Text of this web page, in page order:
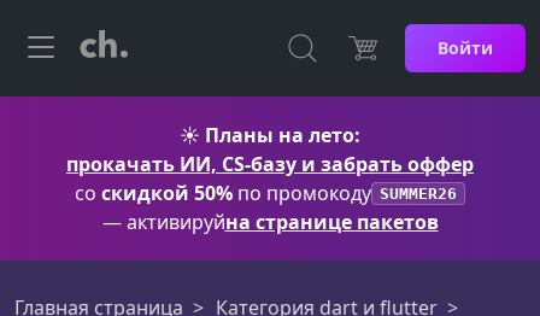
Войти
☀️ Планы на лето:
прокачать ИИ, CS-базу и забрать оффер
со скидкой 50% по промокоду SUMMER26
— активируйна странице пакетов
Главная страница
Категория dart и flutter